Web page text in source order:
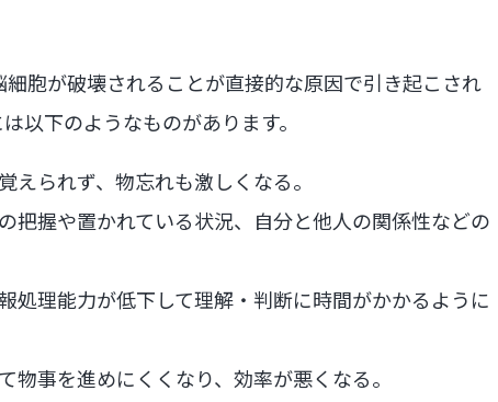
胞が破壊されることが直接的な原因で引き起こされ
以下のようなものがあります。
えられず、物忘れも激しくなる。
把握や置かれている状況、自分と他人の関係性などの
処理能力が低下して理解・判断に時間がかかるように
物事を進めにくくなり、効率が悪くなる。